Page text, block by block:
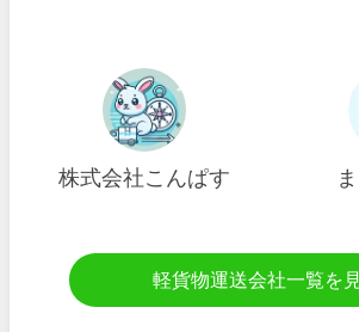
株式会社こんぱす
軽貨物運送会社一覧を